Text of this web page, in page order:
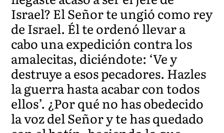
Israel? El Señor te ungió como rey
de Israel. Él te ordenó llevar a
cabo una expedición contra los
amalecitas, diciéndote: ‘Ve y
destruye a esos pecadores. Hazles
la guerra hasta acabar con todos
ellos’. ¿Por qué no has obedecido
la voz del Señor y te has quedado